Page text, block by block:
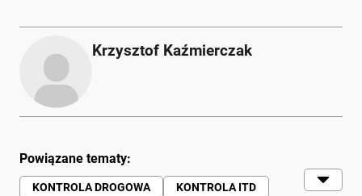
Krzysztof Kaźmierczak
Powiązane tematy:
KONTROLA DROGOWA
KONTROLA ITD